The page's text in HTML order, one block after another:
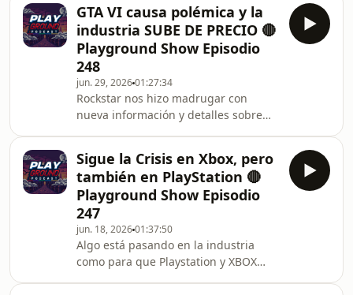
GTA VI causa polémica y la
industria SUBE DE PRECIO 🔴
Playground Show Episodio
248
jun. 29, 202601:27:34
Rockstar nos hizo madrugar con
nueva información y detalles sobre
Sigue la Crisis en Xbox, pero
también en PlayStation 🔴
Playground Show Episodio
247
jun. 18, 202601:37:50
Algo está pasando en la industria
como para que Playstation y XBOX